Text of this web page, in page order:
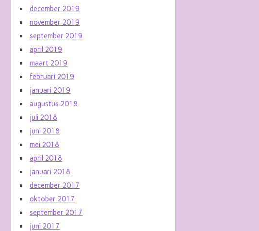
december 2019
november 2019
september 2019
april 2019
maart 2019
februari 2019
januari 2019
augustus 2018
juli 2018
juni 2018
mei 2018
april 2018
januari 2018
december 2017
oktober 2017
september 2017
juni 2017